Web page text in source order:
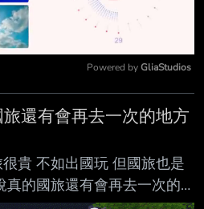
Powered by GliaStudios
還有會再去一次的地方
貴 不如出國玩 但國旅也是
真的國旅還有會再去一次的